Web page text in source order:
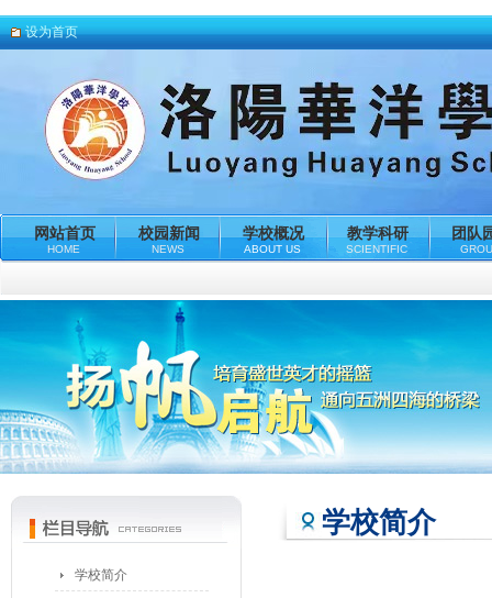
设为首页
网站首页
HOME
校园新闻
NEWS
学校概况
ABOUT US
教学科研
SCIENTIFIC
团队
学校简介
学校简介